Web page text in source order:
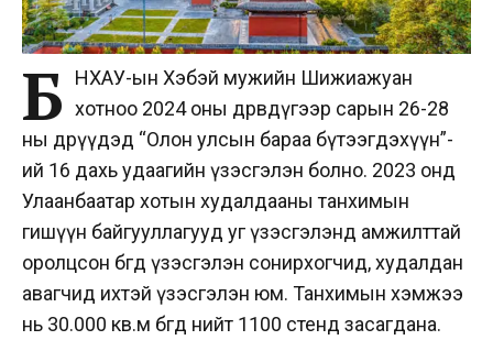
Б
НХАУ-ын Хэбэй мужийн Шижиажуан
хотноо 2024 оны дөрөвдүгээр сарын 26-28
ны өдрүүдэд “Олон улсын бараа бүтээгдэхүүн”-
ий 16 дахь удаагийн үзэсгэлэн болно. 2023 онд
Улаанбаатар хотын худалдааны танхимын
гишүүн байгууллагууд уг үзэсгэлэнд амжилттай
оролцсон бөгөөд үзэсгэлэн сонирхогчид, худалдан
авагчид ихтэй үзэсгэлэн юм. Танхимын хэмжээ
нь 30.000 кв.м бөгөөд нийт 1100 стенд засагдана.